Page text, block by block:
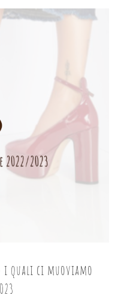
i quali ci muoviamo